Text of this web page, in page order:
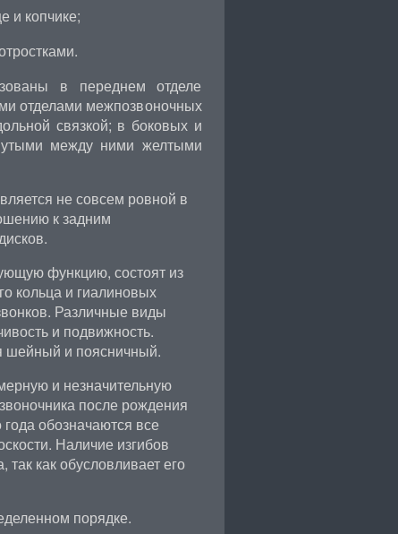
и копчике;
в переднем отделе
отделами межпозвоночных
связкой; в боковых и
между ними желтыми
не совсем ровной в
к задним
функцию, состоят из
кольца и гиалиновых
Различные виды
и подвижность.
шейный и поясничный.
и незначительную
после рождения
обозначаются все
Наличие изгибов
как обусловливает его
порядке.